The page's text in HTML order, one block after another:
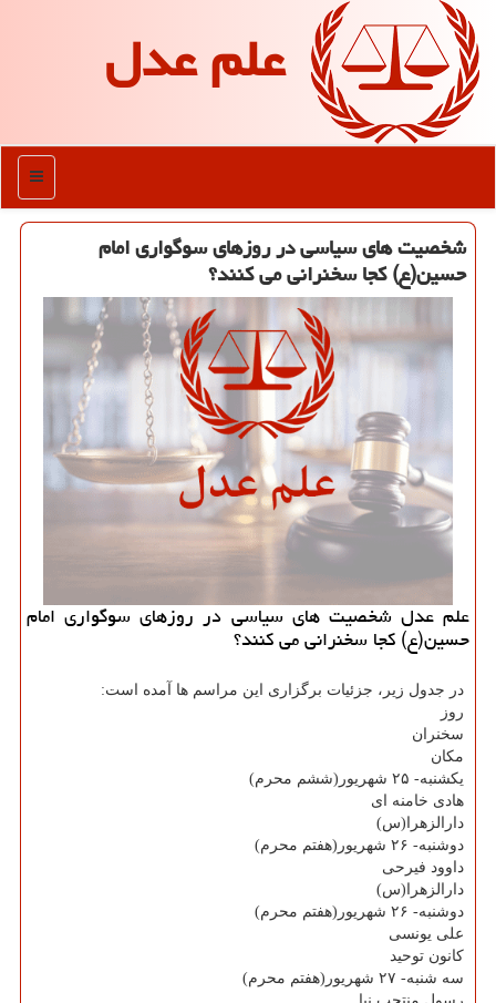
علم عدل
منو
شخصیت های سیاسی در روزهای سوگواری امام
حسین(ع) كجا سخنرانی می كنند؟
علم عدل شخصیت های سیاسی در روزهای سوگواری امام
حسین(ع) كجا سخنرانی می كنند؟
در جدول زیر، جزئیات برگزاری این مراسم ها آمده است:
روز
سخنران
مكان
یكشنبه- ۲۵ شهریور(ششم محرم)
هادی خامنه ای
دارالزهرا(س)
دوشنبه- ۲۶ شهریور(هفتم محرم)
داوود فیرحی
دارالزهرا(س)
دوشنبه- ۲۶ شهریور(هفتم محرم)
علی یونسی
كانون توحید
سه شنبه- ۲۷ شهریور(هفتم محرم)
رسول منتجب نیا